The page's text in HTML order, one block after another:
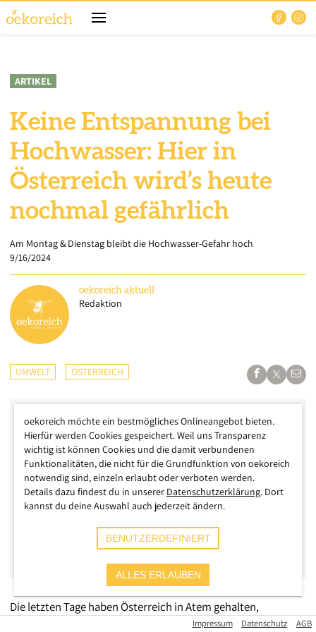
ARTIKEL
Keine Entspannung bei
Hochwasser: Hier in
Österreich wird’s heute
nochmal gefährlich
Am Montag & Dienstag bleibt die Hochwasser-Gefahr hoch
9/16/2024
oekoreich aktuell
Redaktion
UMWELT ÖSTERREICH
Die letzten Tage haben Österreich in Atem gehalten,
zigtausende Einsatzkräfte haben nahezu rund um die Uhr
Impressum Datenschutz AGB
oekoreich möchte ein bestmögliches Onlineangebot bieten.
Hierfür werden Cookies gespeichert. Weil uns Transparenz
wichtig ist können Cookies und die damit verbundenen
Funktionalitäten, die nicht für die Grundfunktion von oekoreich
notwendig sind, einzeln erlaubt oder verboten werden.
Details dazu findest du in unserer Datenschutzerklärung. Dort
kannst du deine Auswahl auch jederzeit ändern.
BENUTZERDEFINIERT
ALLES ERLAUBEN